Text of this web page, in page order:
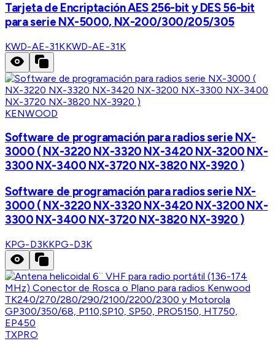
Tarjeta de Encriptación AES 256-bit y DES 56-bit
para serie NX-5000, NX-200/300/205/305
KWD-AE-31KKWD-AE-31K
KENWOOD
Software de programación para radios serie NX-
3000 ( NX-3220 NX-3320 NX-3420 NX-3200 NX-
3300 NX-3400 NX-3720 NX-3820 NX-3920 )
Software de programación para radios serie NX-
3000 ( NX-3220 NX-3320 NX-3420 NX-3200 NX-
3300 NX-3400 NX-3720 NX-3820 NX-3920 )
KPG-D3KKPG-D3K
TXPRO